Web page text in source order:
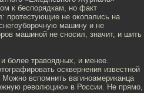
к беспорядкам, но факт
протестующие не окопались на
машину и не
машиной не сносил, значит, и шить
более травоядных, и менее.
осквернения известной
вспомнить вагиноамериканца
революцию» в России. Не прямо,